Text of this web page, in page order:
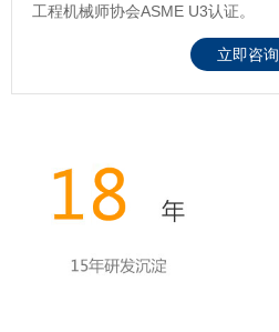
工程机械师协会ASME U3认证。
立即咨询